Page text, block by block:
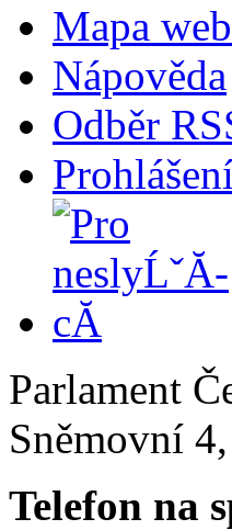
Mapa
Nápověda
Odběr
Parlament
Sněmovní
Telefon na